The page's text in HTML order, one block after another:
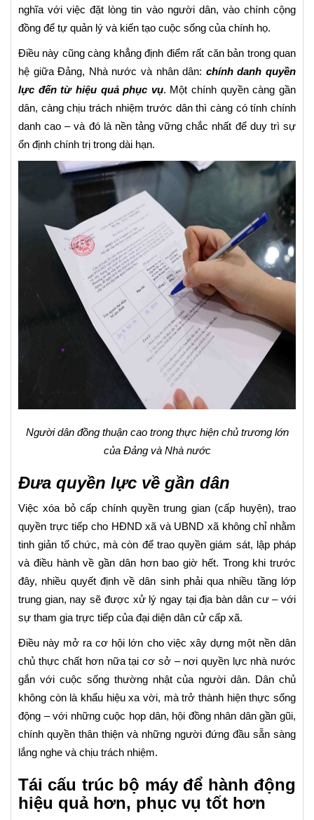
nghĩa với việc đặt lòng tin vào người dân, vào chính cộng
đồng để tự quản lý và kiến tạo cuộc sống của chính họ.
Điều này cũng càng khẳng định điểm rất căn bản trong quan
hệ giữa Đảng, Nhà nước và nhân dân: chính danh quyền
lực đến từ hiệu quả phục vụ. Một chính quyền càng gần
dân, càng chịu trách nhiệm trước dân thì càng có tính chính
danh cao – và đó là nền tảng vững chắc nhất để duy trì sự
ổn định chính trị trong dài hạn.
Người dân đồng thuận cao trong thực hiện chủ trương lớn
của Đảng và Nhà nước
Đưa quyền lực về gần dân
Việc xóa bỏ cấp chính quyền trung gian (cấp huyện), trao
quyền trực tiếp cho HĐND xã và UBND xã không chỉ nhằm
tinh giản tổ chức, mà còn để trao quyền giám sát, lập pháp
và điều hành về gần dân hơn bao giờ hết. Trong khi trước
đây, nhiều quyết định về dân sinh phải qua nhiều tầng lớp
trung gian, nay sẽ được xử lý ngay tại địa bàn dân cư – với
sự tham gia trực tiếp của đại diện dân cử cấp xã.
Điều này mở ra cơ hội lớn cho việc xây dựng một nền dân
chủ thực chất hơn nữa tại cơ sở – nơi quyền lực nhà nước
gắn với cuộc sống thường nhật của người dân. Dân chủ
không còn là khẩu hiệu xa vời, mà trở thành hiện thực sống
động – với những cuộc họp dân, hội đồng nhân dân gần gũi,
chính quyền thân thiện và những người đứng đầu sẵn sàng
lắng nghe và chịu trách nhiệm.
Tái cấu trúc bộ máy để hành động
hiệu quả hơn, phục vụ tốt hơn